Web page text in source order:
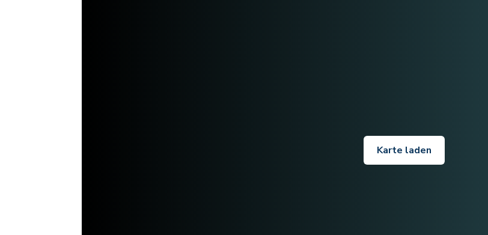
Karte laden